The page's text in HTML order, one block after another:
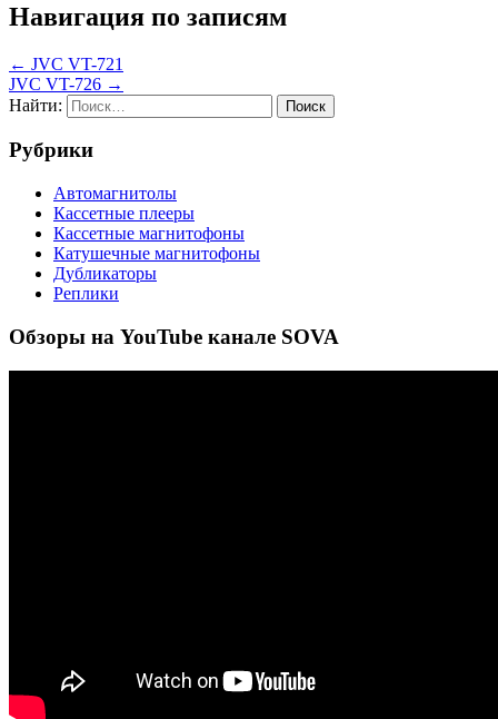
Навигация по записям
← JVC VT-721
JVC VT-726 →
Найти:
Рубрики
Автомагнитолы
Кассетные плееры
Кассетные магнитофоны
Катушечные магнитофоны
Дубликаторы
Реплики
Обзоры на YouTube канале SOVA